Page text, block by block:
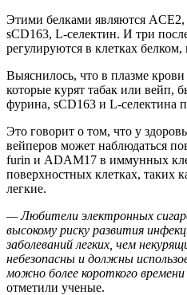
Этими белками являются
sCD163, L-селектин. И три
регулируются в клетках
Выяснилось, что в плазме
которые курят табак или
фурина, sCD163 и L-селектина
Это говорит о том, что у
вейперов может наблюдаться
furin и ADAM17 в иммунных
поверхностных клетках, таких
легкие.
— Любители электронных
высокому риску развития
заболеваний легких, чем
небезопасны и должны
можно более короткого
отметили ученые.